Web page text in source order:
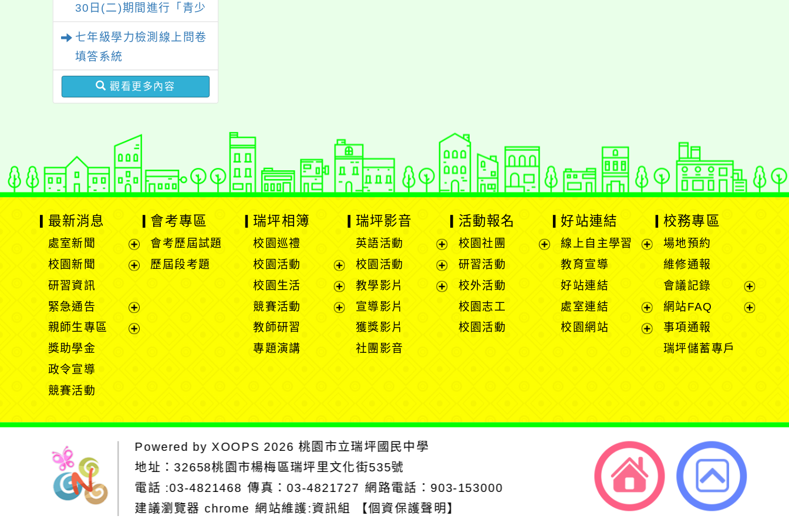
30日(二)期間進行「青少
七年級學力檢測線上問卷
填答系統
觀看更多內容
最新消息
處室新聞
展
開
單
校園新聞
選
單
研習資訊
緊急通告
展
親師生專區
獎助學金
政令宣導
競賽活動
會考專區
會考歷屆試題
歷屆段考題
瑞坪相簿
校園巡禮
校園活動
展
開
選
校園生活
展
競賽活動
教師研習
專題演講
瑞坪影音
英語活動
展
開
選
校園活動
展
開
教學影片
宣導影片
獲獎影片
社團影音
活動報名
校園社團
研習活動
校外活動
校園志工
校園活動
好站連結
線上自主學習
單
教育宣導
好站連結
處室連結
展
校園網站
校務專區
場地預約
維修通報
會議記錄
展
網站FAQ
事項通報
瑞坪儲蓄專戶
Powered byXOOPS 2026桃園市立瑞坪國民中學
地址： 32658桃園市楊梅區瑞坪里文化街535號
電話 :03-4821468 傳真：03-4821727 網路電話：903-153000
建議瀏覽器 chrome 網站維護:資訊組 【個資保護聲明】